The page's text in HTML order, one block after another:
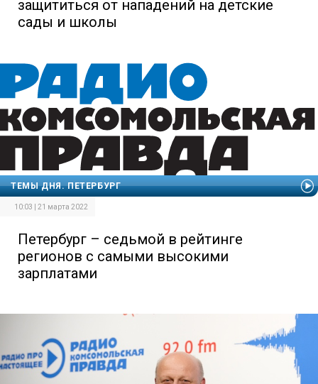
защититься от нападений на детские
сады и школы
ТЕМЫ ДНЯ. ПЕТЕРБУРГ
10:03 | 21 марта 2022
Петербург – седьмой в рейтинге
регионов с самыми высокими
зарплатами